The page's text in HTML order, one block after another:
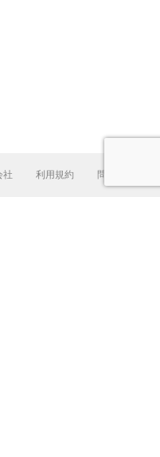
社 利用規約 問合せ